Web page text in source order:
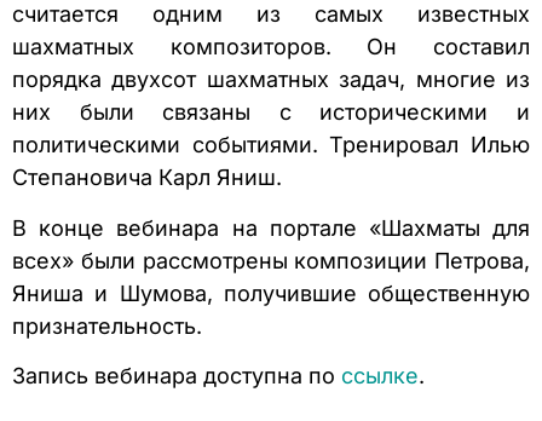
считается одним из самых известных
шахматных композиторов. Он составил
порядка двухсот шахматных задач, многие из
них были связаны с историческими и
политическими событиями. Тренировал Илью
Степановича Карл Яниш.
В конце вебинара на портале «Шахматы для
всех» были рассмотрены композиции Петрова,
Яниша и Шумова, получившие общественную
признательность.
Запись вебинара доступна по ссылке.